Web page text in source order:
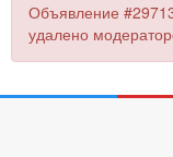
Объявление
удалено